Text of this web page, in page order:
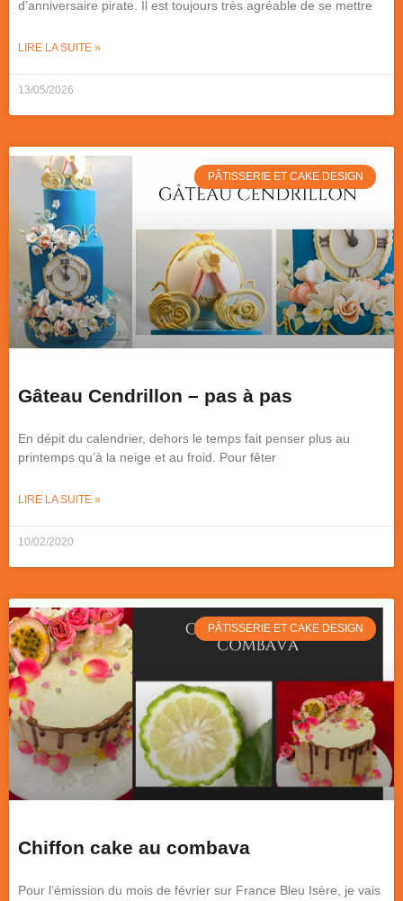
d’anniversaire pirate. Il est toujours très agréable de se mettre
LIRE LA SUITE »
13/05/2026
PÂTISSERIE ET CAKE DESIGN
Gâteau Cendrillon – pas à pas
En dépit du calendrier, dehors le temps fait penser plus au
printemps qu’à la neige et au froid. Pour fêter
LIRE LA SUITE »
10/02/2020
PÂTISSERIE ET CAKE DESIGN
Chiffon cake au combava
Pour l’émission du mois de février sur France Bleu Isère, je vais